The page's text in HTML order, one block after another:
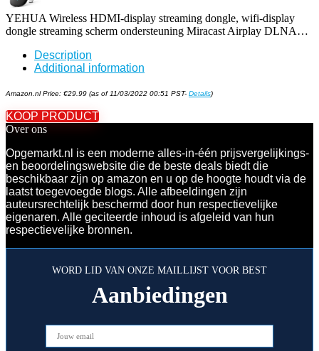
YEHUA Wireless HDMI-display streaming dongle, wifi-display
dongle streaming scherm ondersteuning Miracast Airplay DLNA…
Description
Additional information
Amazon.nl Price: €29.99 (as of 11/03/2022 00:51 PST- Details)
KOOP PRODUCT
Over ons
Opgemarkt.nl is een moderne alles-in-één prijsvergelijkings-
en beoordelingswebsite die de beste deals biedt die
beschikbaar zijn op amazon en u op de hoogte houdt via de
laatst toegevoegde blogs. Alle afbeeldingen zijn
auteursrechtelijk beschermd door hun respectievelijke
eigenaren. Alle geciteerde inhoud is afgeleid van hun
respectievelijke bronnen.
WORD LID VAN ONZE MAILLIJST VOOR BEST
Aanbiedingen